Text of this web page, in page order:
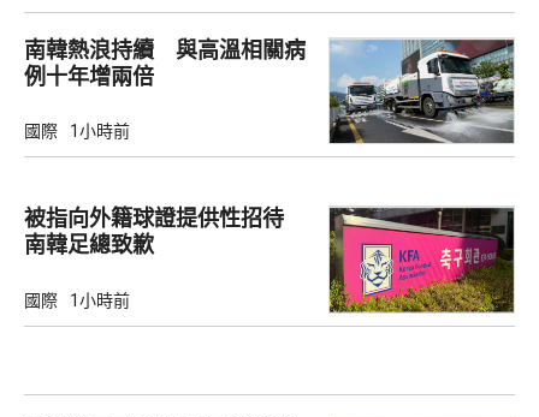
南韓熱浪持續 與高溫相關病
例十年增兩倍
國際 1小時前
被指向外籍球證提供性招待
南韓足總致歉
國際 1小時前